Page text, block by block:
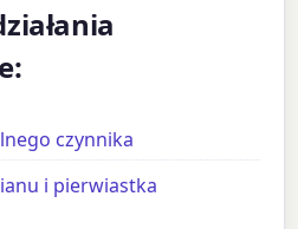
czynnika
i pierwiastka